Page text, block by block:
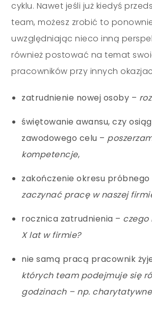
cyklu. Nawet jeśli już kiedyś
team, możesz zrobić to
uwzględniając nieco inną
również postować na temat
pracowników przy innych
zatrudnienie nowej osoby –
świętowanie awansu, czy
zawodowego celu –
kompetencje,
zakończenie okresu próbnego
zaczynać pracę w naszej
rocznica zatrudnienia – czego
X lat w firmie?
nie samą pracą pracownik
których team podejmuje się
godzinach – np. charytatywne